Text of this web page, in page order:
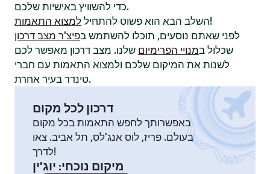
כדי להשוויץ באישיות שלכם.
השלב הבא הוא פשוט להתחיל למצוא התאמות
!
לפני שאתם נוסעים, תוכלו להשתמש בפיצ'ר מצב דרכון
שכלול במנויי הפרימיום שלנו. מצב דרכון מאפשר לכם
לשנות את המיקום שלכם ולמצוא התאמות עם חברי
טינדר בעיר אחרת.
דרכון לכל מקום
באפשרותך לחפש התאמות בכל מקום
בעולם. פריז, לוס אנג'לס, תל אביב. צאו
לדרך!
מיקום נוכחי: יוג'ין